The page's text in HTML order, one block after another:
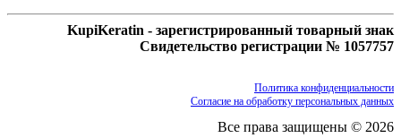
KupiKeratin - зарегистрированный товарный знак
Свидетельство регистрации № 1057757
Политика конфиденциальности
Согласие на обработку персональных данных
Все права защищены © 2026